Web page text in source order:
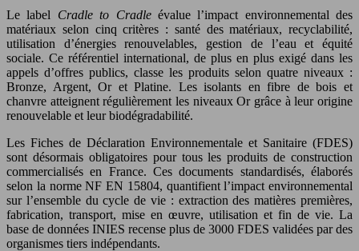
Le label Cradle to Cradleévalue l’impact environnemental des
matériaux selon cinq critères : santé des matériaux, recyclabilité,
utilisation d’énergies renouvelables, gestion de l’eau et équité
sociale. Ce référentiel international, de plus en plus exigé dans les
appels d’offres publics, classe les produits selon quatre niveaux :
Bronze, Argent, Or et Platine. Les isolants en fibre de bois et
chanvre atteignent régulièrement les niveaux Or grâce à leur origine
renouvelable et leur biodégradabilité.
Les Fiches de Déclaration Environnementale et Sanitaire (FDES)
sont désormais obligatoires pour tous les produits de construction
commercialisés en France. Ces documents standardisés, élaborés
selon la norme NF EN 15804, quantifient l’impact environnemental
sur l’ensemble du cycle de vie : extraction des matières premières,
fabrication, transport, mise en œuvre, utilisation et fin de vie. La
base de données INIES recense plus de 3000 FDES validées par des
organismes tiers indépendants.